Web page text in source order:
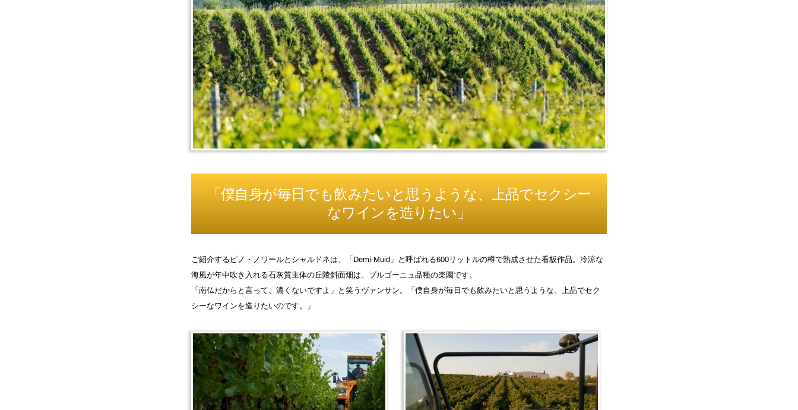
「僕自身が毎日でも飲みたいと思うような、上品でセクシー
なワインを造りたい」
ご紹介するピノ・ノワールとシャルドネは、「Demi-Muid」と呼ばれる600リットルの樽で熟成させた看板作品。冷涼な
海風が年中吹き入れる石灰質主体の丘陵斜面畑は、ブルゴーニュ品種の楽園です。
「南仏だからと言って、濃くないですよ」と笑うヴァンサン。「僕自身が毎日でも飲みたいと思うような、上品でセク
シーなワインを造りたいのです。」